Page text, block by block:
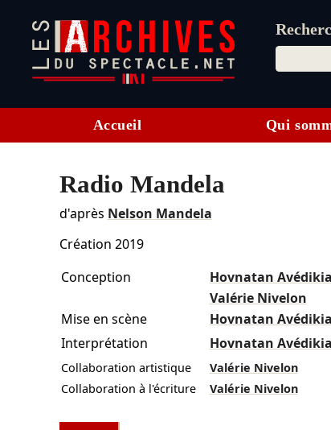
Accueil Qui
Radio Mandela
d'après Nelson Mandela
Création 2019
Conception
Hovnatan
Valérie Nivelon
Mise en scène
Hovnatan
Interprétation
Hovnatan
Collaboration artistique
Valérie Nivelon
Collaboration à l'écriture
Valérie Nivelon